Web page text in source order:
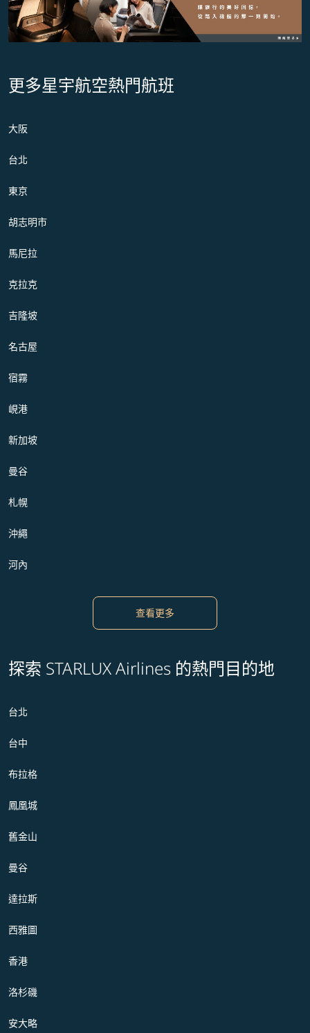
更多星宇航空熱門航班
大阪
台北
東京
胡志明市
馬尼拉
克拉克
吉隆坡
名古屋
宿霧
峴港
新加坡
曼谷
札幌
沖繩
河內
查看更多
探索 STARLUX Airlines 的熱門目的地
台北
台中
布拉格
鳳凰城
舊金山
曼谷
達拉斯
西雅圖
香港
洛杉磯
安大略